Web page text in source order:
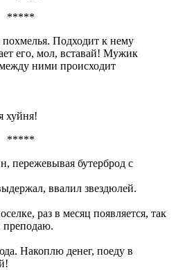
*****
Подходит к нему
его, мол, вставай! Мужик
ними происходит
хуйня!
*****
пережевывая бутерброд с
ввалил звездюлей.
раз в месяц появляется, так
преподаю.
Накоплю денег, поеду в